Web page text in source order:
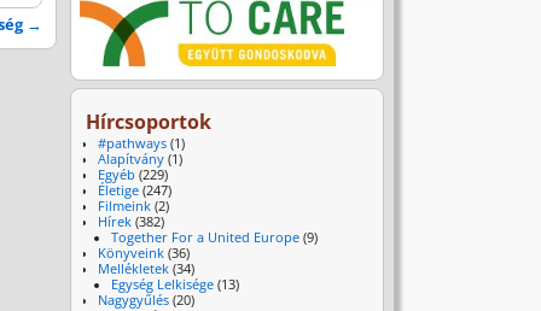
→
Hírcsoportok
#pathways (1)
Alapítvány (1)
Egyéb (229)
Életige (247)
Filmeink (2)
Hírek (382)
Together For a United Europe(9)
Könyveink (36)
Mellékletek (34)
Egység Lelkisége(13)
Nagygyűlés (20)